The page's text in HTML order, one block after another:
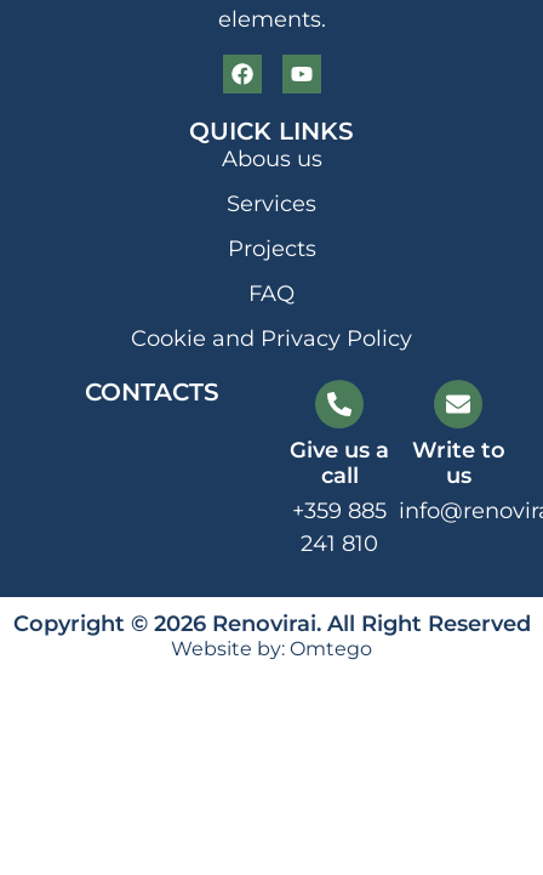
elements.
QUICK LINKS
Abous us
Services
Projects
FAQ
Cookie and Privacy Policy
CONTACTS
Give us a
call
+359 885
241 810
Write to
us
Copyright © 2026 Renovirai. All Right Reserved
Website by: Omtego